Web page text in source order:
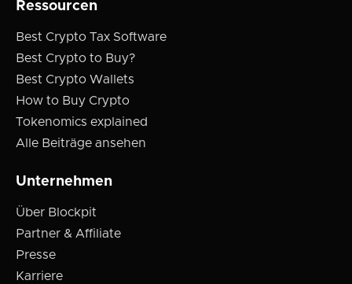
Ressourcen
Best Crypto Tax Software
Best Crypto to Buy?
Best Crypto Wallets
How to Buy Crypto
Tokenomics explained
Alle Beiträge ansehen
Unternehmen
Über Blockpit
Partner & Affiliate
Presse
Karriere